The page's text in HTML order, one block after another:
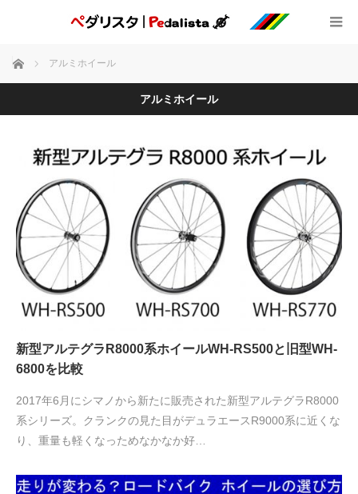
ホーム アルミホイール
アルミホイール
新型アルテグラR8000系ホイールWH-RS500と旧型WH-
6800を比較
2017年6月にシマノから新たに販売された新型アルテグラR8000
系シリーズ。クランクの見た目がデュラエースR9000系に近くな
り、重量も軽くなっためなかなか好…